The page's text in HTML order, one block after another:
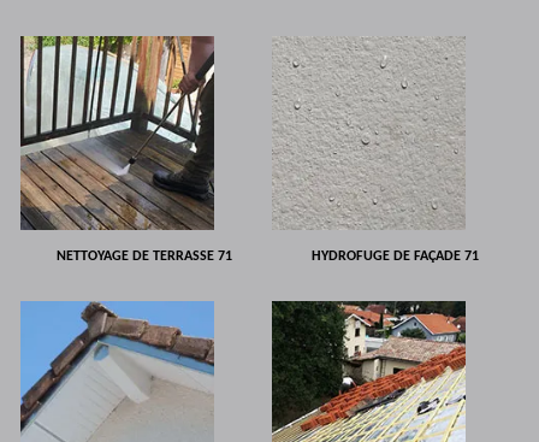
NETTOYAGE DE TERRASSE 71 HYDROFUGE DE FAÇADE 71